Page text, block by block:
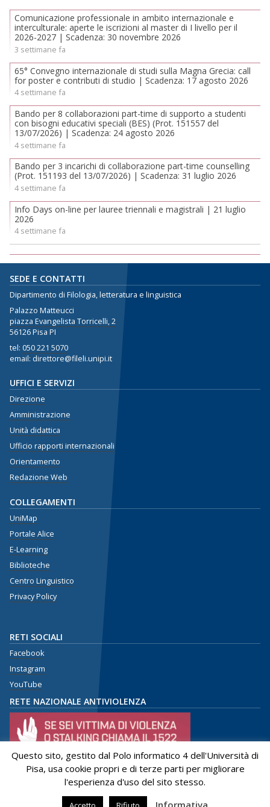
Comunicazione professionale in ambito internazionale e
interculturale: aperte le iscrizioni al master di I livello per il
2026-2027 | Scadenza: 30 novembre 2026
3 settimane fa
65° Convegno internazionale di studi sulla Magna Grecia: call
for poster e contributi di studio | Scadenza: 17 agosto 2026
4 settimane fa
Bando per 8 collaborazioni part-time di supporto a studenti
con bisogni educativi speciali (BES) (Prot. 151557 del
13/07/2026) | Scadenza: 24 agosto 2026
4 settimane fa
Bando per 3 incarichi di collaborazione part-time counselling
(Prot. 151193 del 13/07/2026) | Scadenza: 31 luglio 2026
4 settimane fa
Info Days on-line per lauree triennali e magistrali | 21 luglio
2026
4 settimane fa
SEDE E CONTATTI
Dipartimento di Filologia, letteratura e linguistica
Palazzo Matteucci
piazza Evangelista Torricelli, 2
56126 Pisa PI
tel: 050 221 5070
email: direttore@fileli.unipi.it
UFFICI E SERVIZI
Direzione
Amministrazione
Unità didattica
Ufficio rapporti internazionali
Orientamento
Redazione Web
COLLEGAMENTI
UniMap
Portale Alice
E-Learning
Biblioteche
Centro Linguistico
Privacy Policy
RETI SOCIALI
Facebook
Instagram
YouTube
RETE NAZIONALE ANTIVIOLENZA
Questo sito, gestito dal Polo informatico 4 dell'Università di
Pisa, usa cookie propri e di terze parti per migliorare
l'esperienza d'uso del sito stesso.
Informativa